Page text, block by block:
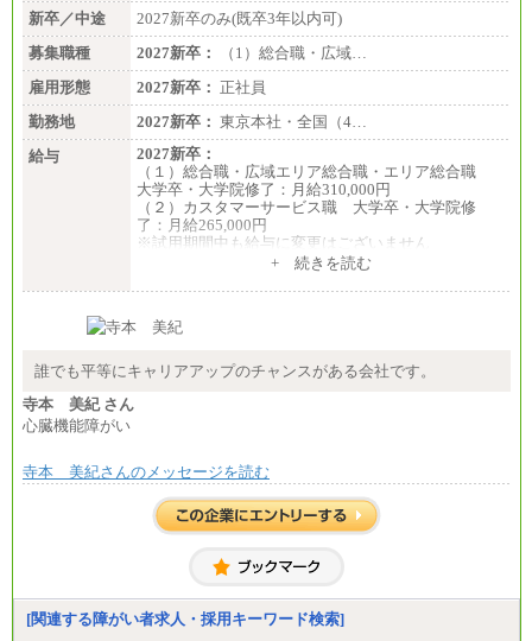
新卒／中途
2027新卒のみ(既卒3年以内可)
募集職種
2027新卒：
（1）総合職・広域…
雇用形態
2027新卒： 正社員
勤務地
2027新卒： 東京本社・全国（4…
給与
2027新卒：
（１）総合職・広域エリア総合職・エリア総合職
大学卒・大学院修了：月給310,000円
（２）カスタマーサービス職 大学卒・大学院修
了：月給265,000円
※試用期間中も給与に変更はございません
+ 続きを読む
誰でも平等にキャリアアップのチャンスがある会社です。
寺本 美紀 さん
心臓機能障がい
寺本 美紀さんのメッセージを読む
[関連する障がい者求人・採用キーワード検索]